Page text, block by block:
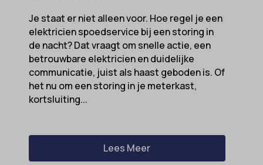
Je staat er niet alleen voor. Hoe regel je een
elektricien spoedservice bij een storing in
de nacht? Dat vraagt om snelle actie, een
betrouwbare elektricien en duidelijke
communicatie, juist als haast geboden is. Of
het nu om een storing in je meterkast,
kortsluiting...
Lees Meer